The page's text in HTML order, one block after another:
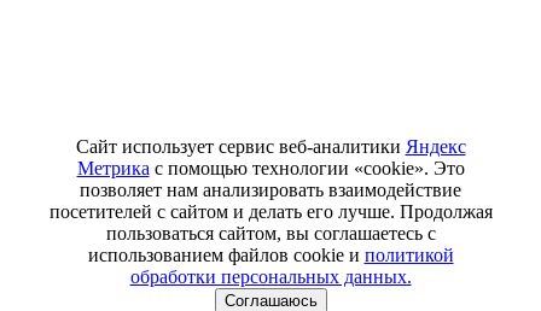
Сайт использует сервис веб-аналитики Яндекс
Метрика с помощью технологии «cookie». Это
позволяет нам анализировать взаимодействие
посетителей с сайтом и делать его лучше. Продолжая
пользоваться сайтом, вы соглашаетесь с
использованием файлов cookie и политикой
обработки персональных данных.
Соглашаюсь